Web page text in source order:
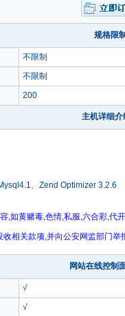
规格限制
不限制
不限制
200
主机详细介
、Zend Optimizer 3.2.6
,如黄赌毒,色情,私服,六合彩,代
相关款项,并向公安网监部门举
网站在线控制
√
√